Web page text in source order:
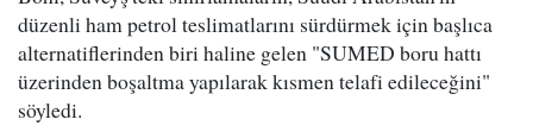
düzenli ham petrol teslimatlarını sürdürmek için başlıca
alternatiflerinden biri haline gelen "SUMED boru hattı
üzerinden boşaltma yapılarak kısmen telafi edileceğini"
söyledi.